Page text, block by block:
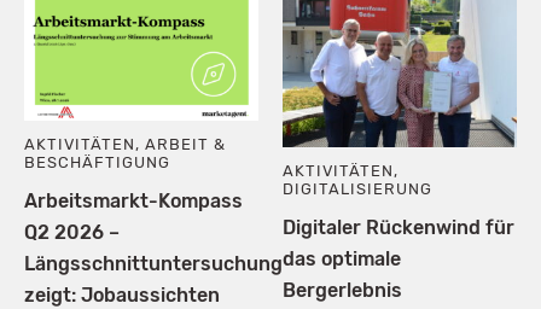
AKTIVITÄTEN,ARBEIT &
BESCHÄFTIGUNG
Arbeitsmarkt-Kompass
Q2 2026 –
Längsschnittuntersuchung
zeigt: Jobaussichten
AKTIVITÄTEN ,
DIGITALISIERUNG
Digitaler Rückenwind für
das optimale
Bergerlebnis